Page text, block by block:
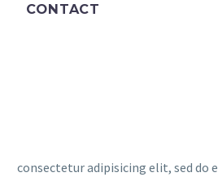
CONTACT
consectetur adipisicing elit, sed do